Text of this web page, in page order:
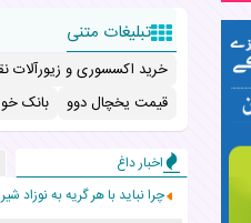
تبلیغات متنی
خرید اکسسوری و زیورآلات
قیمت یخچال دوو
بانک
اخبار داغ
چرا نباید با هر گریه به نوزاد